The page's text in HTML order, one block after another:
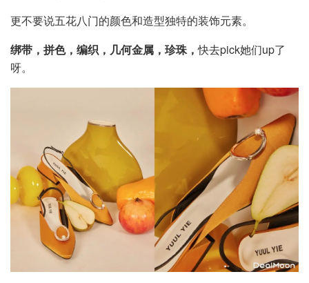
更不要说五花八门的颜色和造型独特的装饰元素。
绑带，拼色，编织，几何金属，珍珠，快去pick她们up了
呀。